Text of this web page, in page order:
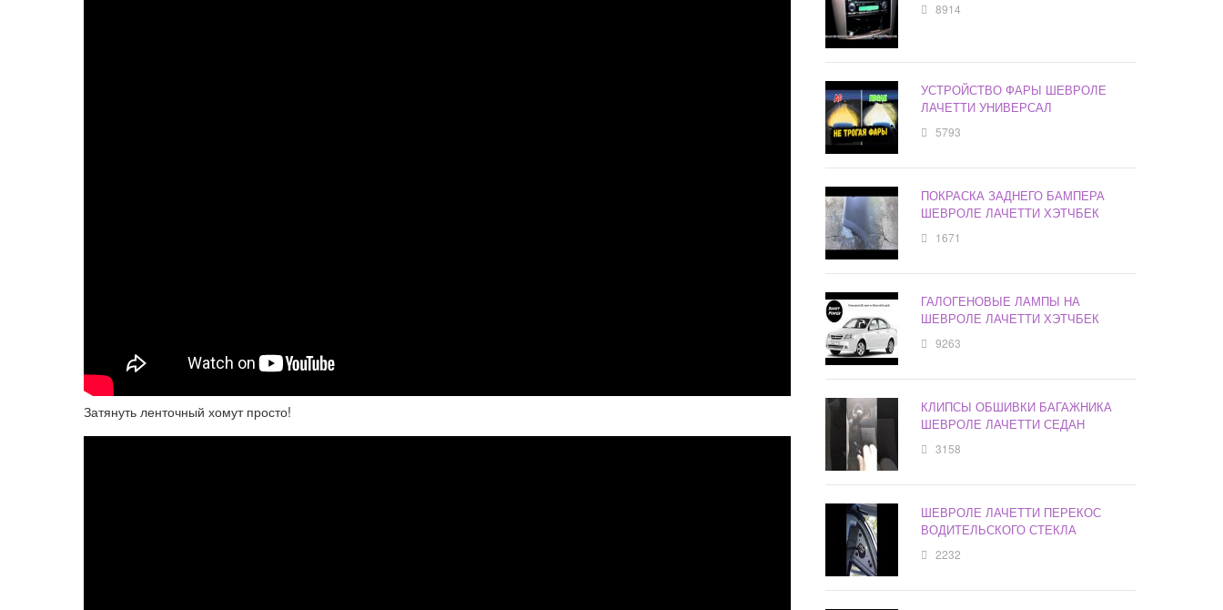
Затянуть ленточный хомут просто!
8914
УСТРОЙСТВО ФАРЫ ШЕВРОЛЕ
ЛАЧЕТТИ УНИВЕРСАЛ
5793
ПОКРАСКА ЗАДНЕГО БАМПЕРА
ШЕВРОЛЕ ЛАЧЕТТИ ХЭТЧБЕК
1671
ГАЛОГЕНОВЫЕ ЛАМПЫ НА
ШЕВРОЛЕ ЛАЧЕТТИ ХЭТЧБЕК
9263
КЛИПСЫ ОБШИВКИ БАГАЖНИКА
ШЕВРОЛЕ ЛАЧЕТТИ СЕДАН
3158
ШЕВРОЛЕ ЛАЧЕТТИ ПЕРЕКОС
ВОДИТЕЛЬСКОГО СТЕКЛА
2232